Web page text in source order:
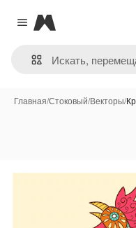
Close menu
Magnific
Главная/Стоковый/Векторы/